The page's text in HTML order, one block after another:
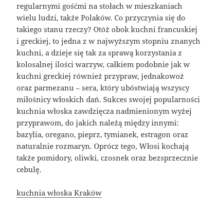
regularnymi gośćmi na stołach w mieszkaniach
wielu ludzi, także Polaków. Co przyczynia się do
takiego stanu rzeczy? Otóż obok kuchni francuskiej
i greckiej, to jedna z w najwyższym stopniu znanych
kuchni, a dzieje się tak za sprawą korzystania z
kolosalnej ilości warzyw, całkiem podobnie jak w
kuchni greckiej również przypraw, jednakowoż
oraz parmezanu – sera, który ubóstwiają wszyscy
miłośnicy włoskich dań. Sukces swojej popularności
kuchnia włoska zawdzięcza nadmienionym wyżej
przyprawom, do jakich należą między innymi:
bazylia, oregano, pieprz, tymianek, estragon oraz
naturalnie rozmaryn. Oprócz tego, Włosi kochają
także pomidory, oliwki, czosnek oraz bezsprzecznie
cebulę.
kuchnia włoska Kraków